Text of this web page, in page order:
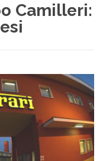
Camilleri: